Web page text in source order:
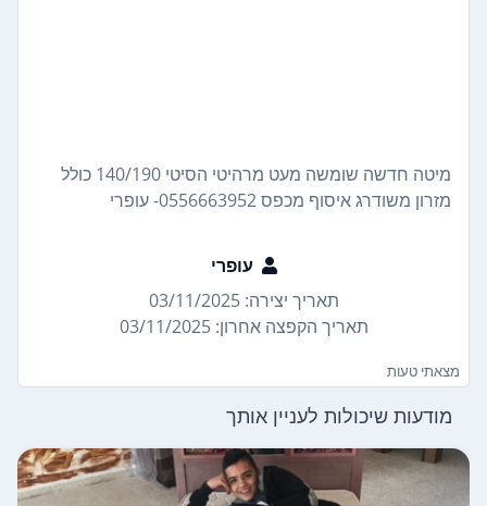
מיטה חדשה שומשה מעט מרהיטי הסיטי 140/190 כולל
מזרון משודרג איסוף מכפס 0556663952- עופרי
עופרי
תאריך יצירה: 03/11/2025
תאריך הקפצה אחרון: 03/11/2025
מצאתי טעות
מודעות שיכולות לעניין אותך